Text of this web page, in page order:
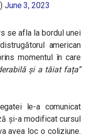
June 3, 2023
se afla la bordul unei
american
momentul în care
și a tăiat fața”
le-a comunicat
și-a modificat cursul
avea loc o coliziune.